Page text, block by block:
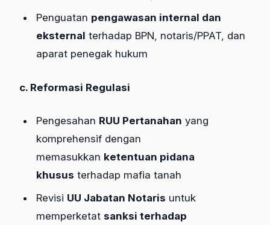
Penguatan pengawasan internal dan
eksternal terhadap BPN, notaris/PPAT, dan
aparat penegak hukum
c. Reformasi Regulasi
Pengesahan RUU Pertanahan yang
komprehensif dengan
memasukkan ketentuan pidana
khusus terhadap mafia tanah
Revisi UU Jabatan Notaris untuk
memperketat sanksi terhadap